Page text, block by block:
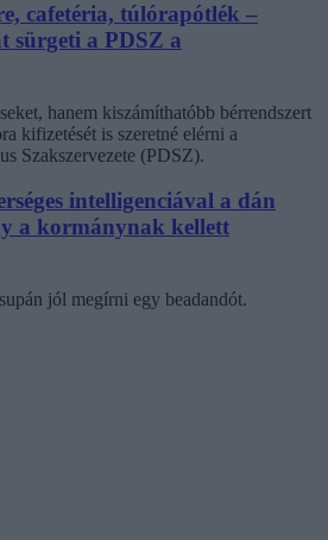
cafetéria, túlórapótlék –
sürgeti a PDSZ a
hanem kiszámíthatóbb bérrendszert
kifizetését is szeretné elérni a
Szakszervezete (PDSZ).
intelligenciával a dán
a kormánynak kellett
jól megírni egy beadandót.